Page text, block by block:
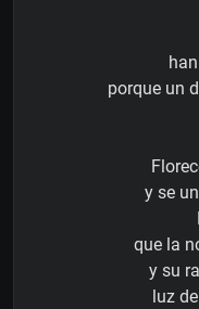
porque un
y se
que la
y su
luz